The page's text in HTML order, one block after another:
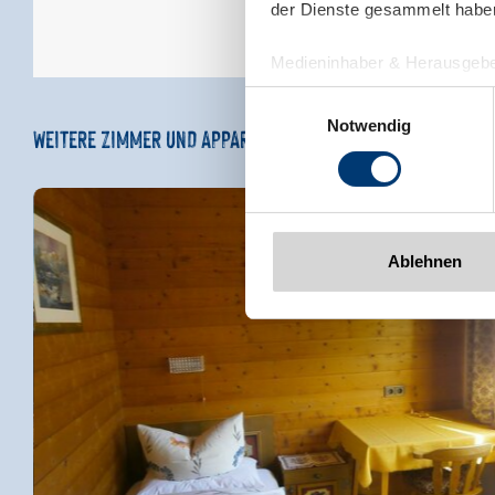
der Dienste gesammelt
Medieninhaber &
Zeller Bergbahnen Zillertal
Rohr 23// A-6280 Zell am Ziller
www.zillertalarena.com
Notwendig
Ablehnen
WEITERE ZIMMER UND APPARTEMENTS